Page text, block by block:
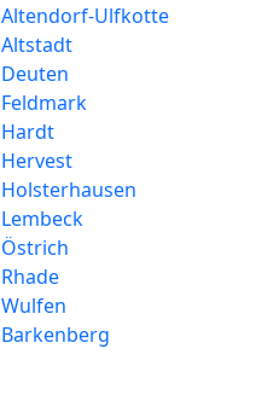
Ulfkotte